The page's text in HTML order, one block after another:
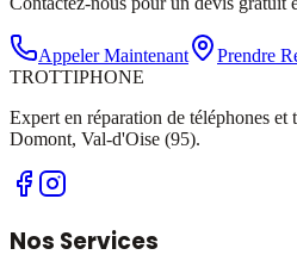
Appeler Maintenant
Prendre
TROTTIPHONE
Expert en réparation de téléphones et
Domont, Val-d'Oise (95).
Nos Services